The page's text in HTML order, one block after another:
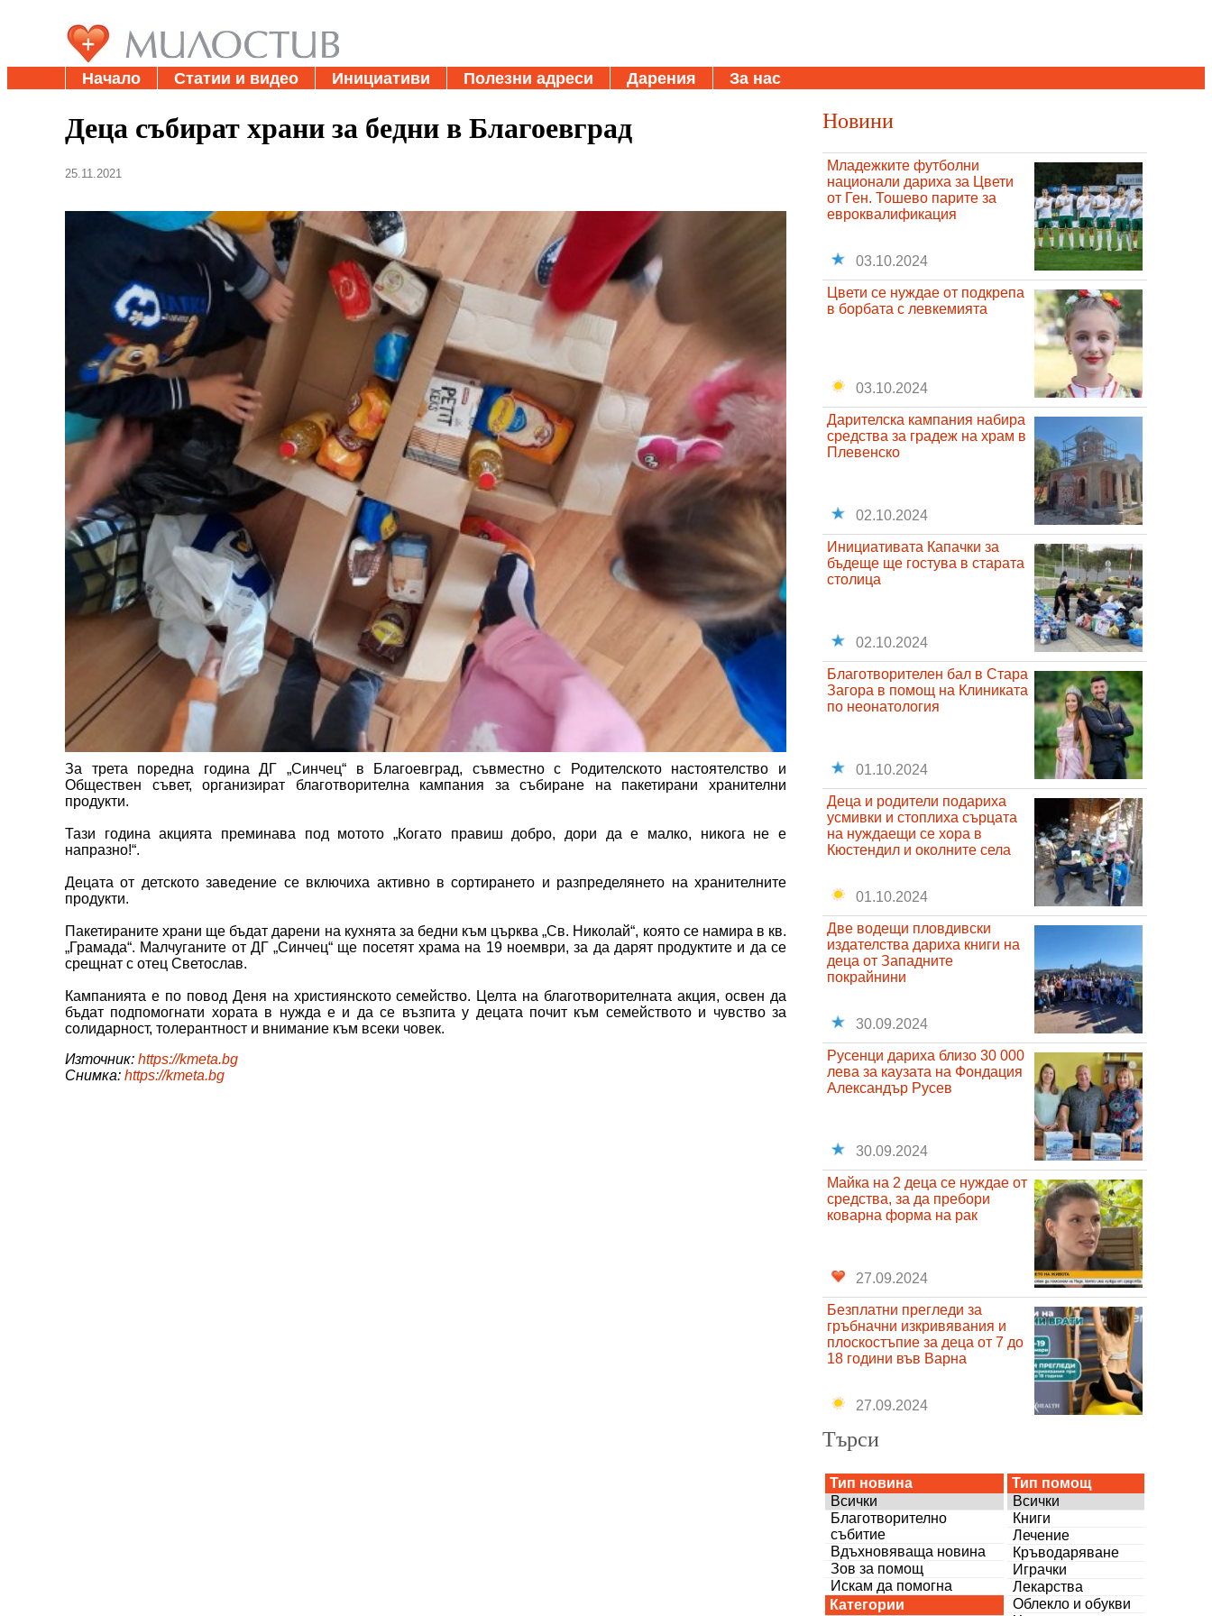
Начало Статии и видео Инициативи Полезни адреси Дарения За нас
Деца събират храни за бедни в Благоевград
25.11.2021
За трета поредна година ДГ „Синчец“ в Благоевград, съвместно с Родителското настоятелство и
Обществен съвет, организират благотворителна кампания за събиране на пакетирани хранителни
продукти.
Тази година акцията преминава под мотото „Когато правиш добро, дори да е малко, никога не е
напразно!“.
Децата от детското заведение се включиха активно в сортирането и разпределянето на хранителните
продукти.
Пакетираните храни ще бъдат дарени на кухнята за бедни към църква „Св. Николай“, която се намира в кв.
„Грамада“. Малчуганите от ДГ „Синчец“ ще посетят храма на 19 ноември, за да дарят продуктите и да се
срещнат с отец Светослав.
Кампанията е по повод Деня на християнското семейство. Целта на благотворителната акция, освен да
бъдат подпомогнати хората в нужда е и да се възпита у децата почит към семейството и чувство за
солидарност, толерантност и внимание към всеки човек.
Източник: https://kmeta.bg
Снимка: https://kmeta.bg
Новини
Младежките футболни
национали дариха за Цвети
от Ген. Тошево парите за
евроквалификация
03.10.2024
Цвети се нуждае от подкрепа
в борбата с левкемията
03.10.2024
Дарителска кампания набира
средства за градеж на храм в
Плевенско
02.10.2024
Инициативата Капачки за
бъдеще ще гостува в старата
столица
02.10.2024
Благотворителен бал в Стара
Загора в помощ на Клиниката
по неонатология
01.10.2024
Деца и родители подариха
усмивки и стоплиха сърцата
на нуждаещи се хора в
Кюстендил и околните села
01.10.2024
Две водещи пловдивски
издателства дариха книги на
деца от Западните
покрайнини
30.09.2024
Русенци дариха близо 30 000
лева за каузата на Фондация
Александър Русев
30.09.2024
Майка на 2 деца се нуждае от
средства, за да пребори
коварна форма на рак
27.09.2024
Безплатни прегледи за
гръбначни изкривявания и
плоскостъпие за деца от 7 до
18 години във Варна
27.09.2024
Търси
Тип новина
Всички
Благотворително
събитие
Вдъхновяваща новина
Зов за помощ
Искам да помогна
Категории
Тип помощ
Всички
Книги
Лечение
Кръводаряване
Играчки
Лекарства
Облекло и обукви